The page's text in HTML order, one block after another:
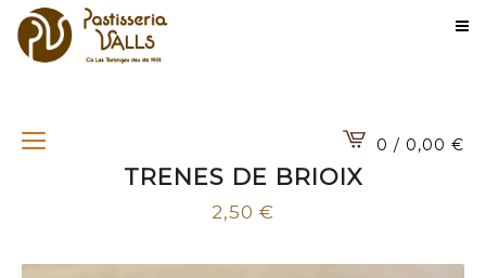
0 / 0,00 €
TRENES DE BRIOIX
2,50 €